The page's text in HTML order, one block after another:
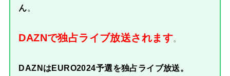
ん。
DAZNで独占ライブ放送されます。
DAZNはEURO2024予選を独占ライブ放送。